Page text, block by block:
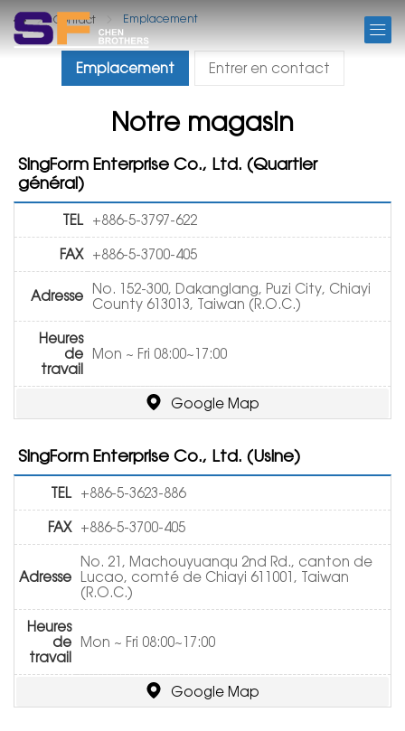
Contact Emplacement
Emplacement Entrer en contact
Notre magasin
SingForm Enterprise Co., Ltd. (Quartier
général)
TEL +886-5-3797-622
FAX +886-5-3700-405
Adresse
No. 152-300, Dakanglang, Puzi City, Chiayi
County 613013, Taiwan (R.O.C.)
Heures
de
travail
Mon ~ Fri 08:00~17:00
Google Map
SingForm Enterprise Co., Ltd. (Usine)
TEL +886-5-3623-886
FAX +886-5-3700-405
Adresse
No. 21, Machouyuanqu 2nd Rd., canton de
Lucao, comté de Chiayi 611001, Taiwan
(R.O.C.)
Heures
de
travail
Mon ~ Fri 08:00~17:00
Google Map